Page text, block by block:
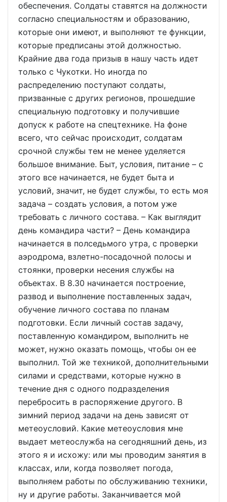
обеспечения. Солдаты ставятся на должности
согласно специальностям и образованию,
которые они имеют, и выполняют те функции,
которые предписаны этой должностью.
Крайние два года призыв в нашу часть идет
только с Чукотки. Но иногда по
распределению поступают солдаты,
призванные с других регионов, прошедшие
специальную подготовку и получившие
допуск к работе на спецтехнике. На фоне
всего, что сейчас происходит, солдатам
срочной службы тем не менее уделяется
большое внимание. Быт, условия, питание – с
этого все начинается, не будет быта и
условий, значит, не будет службы, то есть моя
задача – создать условия, а потом уже
требовать с личного состава. – Как выглядит
день командира части? – День командира
начинается в полседьмого утра, с проверки
аэродрома, взлетно-посадочной полосы и
стоянки, проверки несения службы на
объектах. В 8.30 начинается построение,
развод и выполнение поставленных задач,
обучение личного состава по планам
подготовки. Если личный состав задачу,
поставленную командиром, выполнить не
может, нужно оказать помощь, чтобы он ее
выполнил. Той же техникой, дополнительными
силами и средствами, которые нужно в
течение дня с одного подразделения
перебросить в распоряжение другого. В
зимний период задачи на день зависят от
метеоусловий. Какие метеоусловия мне
выдает метеослужба на сегодняшний день, из
этого я и исхожу: или мы проводим занятия в
классах, или, когда позволяет погода,
выполняем работы по обслуживанию техники,
ну и другие работы. Заканчивается мой